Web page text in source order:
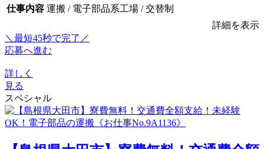
仕事内容 運搬 / 電子部品系工場 / 交替制
詳細を表示
＼最短45秒で完了／
応募へ進む
詳しく
見る
スペシャル